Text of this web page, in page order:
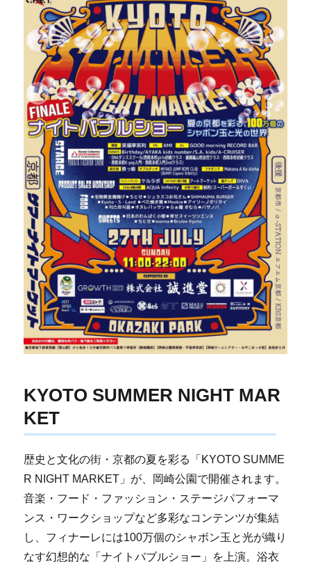
KYOTO SUMMER NIGHT MAR
KET
歴史と文化の街・京都の夏を彩る「KYOTO SUMME
R NIGHT MARKET」が、岡崎公園で開催されます。
音楽・フード・ファッション・ステージパフォーマ
ンス・ワークショップなど多彩なコンテンツが集結
し、フィナーレには100万個のシャボン玉と光が織り
なす幻想的な「ナイトバブルショー」を上演。浴衣